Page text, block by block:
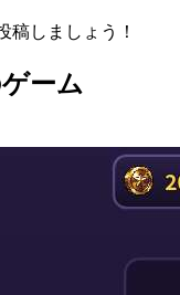
稿しましょう！
ーム